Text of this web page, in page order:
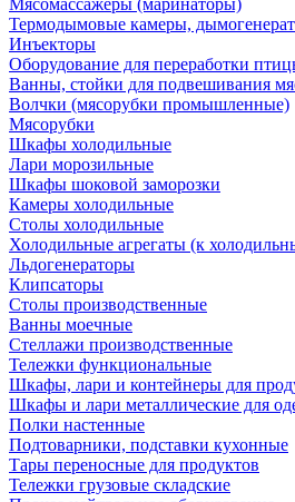
Мясомассажеры (маринаторы)
Термодымовые камеры,
Инъекторы
Оборудование для переработки
Ванны, стойки для подвешивания
Волчки (мясорубки промышленные)
Мясорубки
Шкафы холодильные
Лари морозильные
Шкафы шоковой заморозки
Камеры холодильные
Столы холодильные
Холодильные агрегаты (к
Льдогенераторы
Клипсаторы
Столы производственные
Ванны моечные
Стеллажи производственные
Тележки функциональные
Шкафы, лари и контейнеры для
Шкафы и лари металлические для
Полки настенные
Подтоварники, подставки кухонные
Тары переносные для продуктов
Тележки грузовые складские